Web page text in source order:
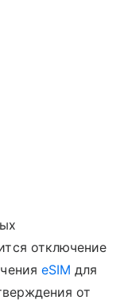
отключение
eSIM для
от